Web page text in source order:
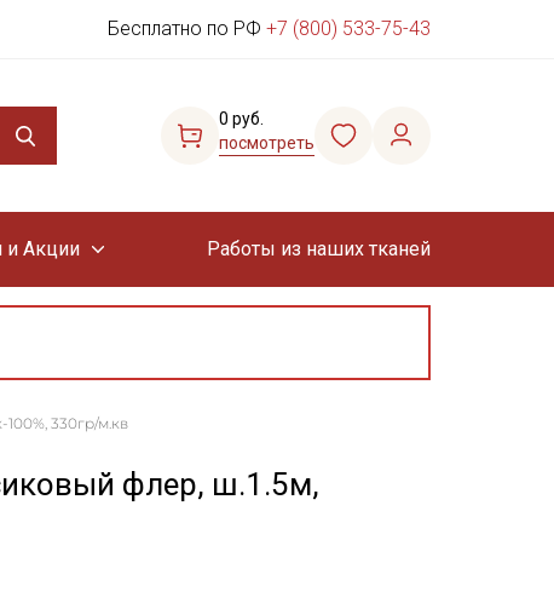
Бесплатно по РФ +7 (800) 533-75-43
0 руб.
посмотреть
и Акции Работы из наших тканей
330гр/м.кв
флер, ш.1.5м,